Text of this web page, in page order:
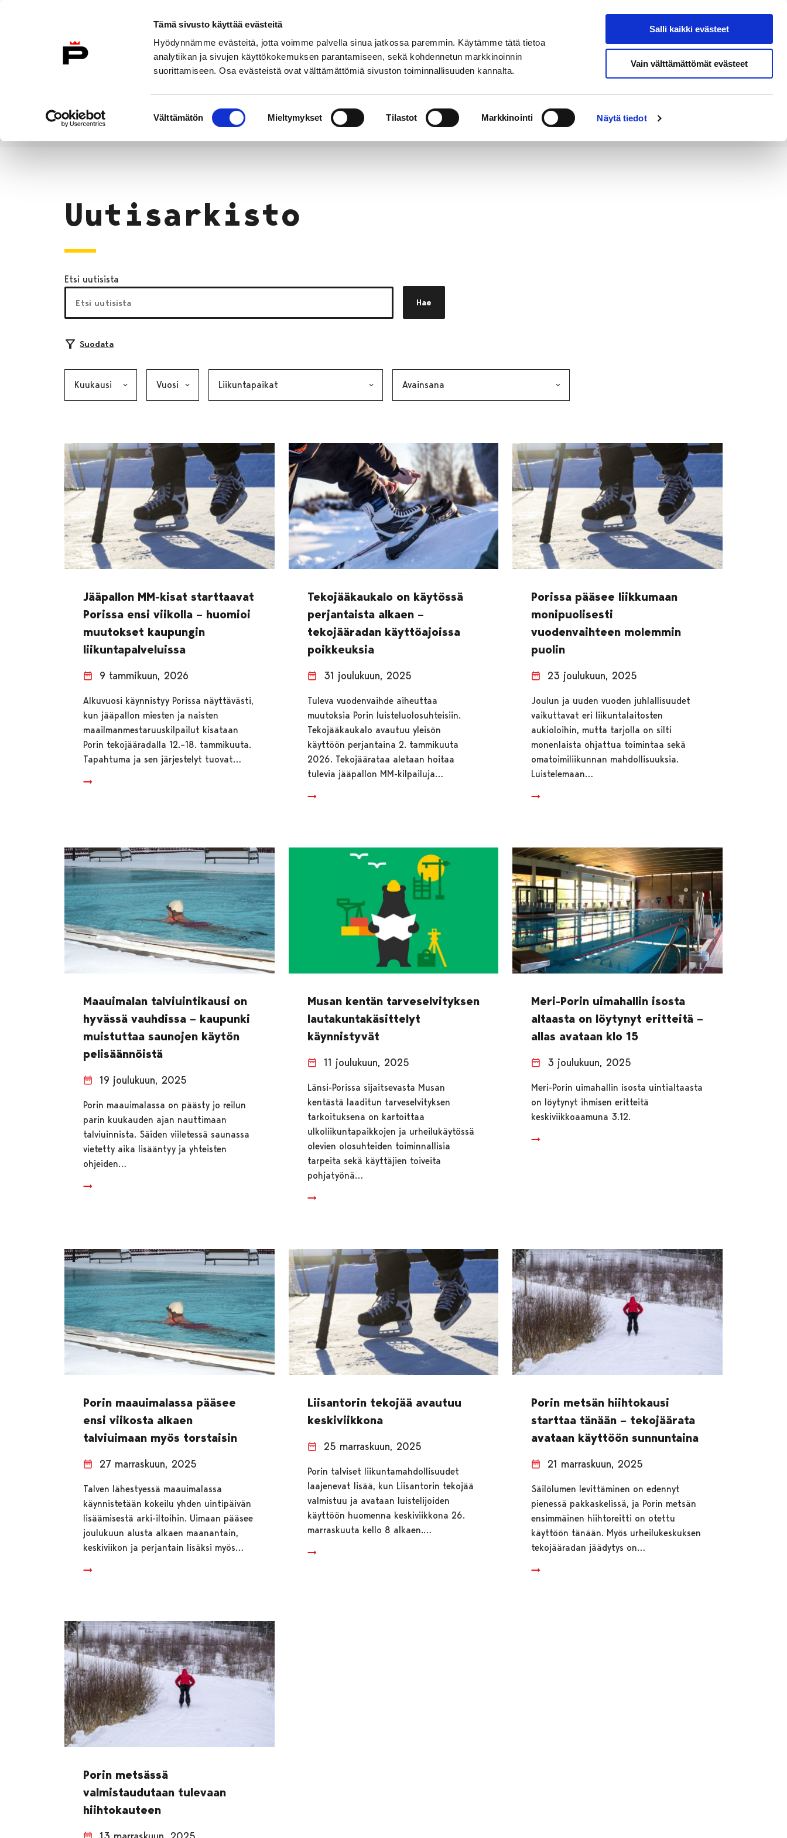
Tämä sivusto käyttää evästeitä
Hyödynnämme evästeitä, jotta voimme palvella sinua jatkossa paremmin. Käytämme tätä tietoa
analytiikan ja sivujen käyttökokemuksen parantamiseen, sekä kohdennetun markkinoinnin
suorittamiseen. Osa evästeistä ovat välttämättömiä sivuston toiminnallisuuden kannalta.
valinta
Välttämätön Mieltymykset Tilastot Markkinointi Näytä tiedot
Salli kaikki evästeet
Vain välttämättömät evästeet
Etusivulle
Hae sivustolta
Etusivu
Uutisarkisto
Etsi uutisista
Hae
Suodata
Jääpallon MM-kisat starttaavat
Porissa ensi viikolla – huomioi
muutokset kaupungin
liikuntapalveluissa
9 tammikuun, 2026
Alkuvuosi käynnistyy Porissa näyttävästi,
kun jääpallon miesten ja naisten
maailmanmestaruuskilpailut kisataan
Porin tekojääradalla 12.–18. tammikuuta.
Tapahtuma ja sen järjestelyt tuovat…
Tekojääkaukalo on käytössä
perjantaista alkaen –
tekojääradan käyttöajoissa
poikkeuksia
31 joulukuun, 2025
Tuleva vuodenvaihde aiheuttaa
muutoksia Porin luisteluolosuhteisiin.
Tekojääkaukalo avautuu yleisön
käyttöön perjantaina 2. tammikuuta
2026. Tekojäärataa aletaan hoitaa
tulevia jääpallon MM-kilpailuja…
Porissa pääsee liikkumaan
monipuolisesti
vuodenvaihteen molemmin
puolin
23 joulukuun, 2025
Joulun ja uuden vuoden juhlallisuudet
vaikuttavat eri liikuntalaitosten
aukioloihin, mutta tarjolla on silti
monenlaista ohjattua toimintaa sekä
omatoimiliikunnan mahdollisuuksia.
Luistelemaan…
Maauimalan talviuintikausi on
hyvässä vauhdissa – kaupunki
muistuttaa saunojen käytön
pelisäännöistä
19 joulukuun, 2025
Porin maauimalassa on päästy jo reilun
parin kuukauden ajan nauttimaan
talviuinnista. Säiden viiletessä saunassa
vietetty aika lisääntyy ja yhteisten
ohjeiden…
Musan kentän tarveselvityksen
lautakuntakäsittelyt
käynnistyvät
11 joulukuun, 2025
Länsi-Porissa sijaitsevasta Musan
kentästä laaditun tarveselvityksen
tarkoituksena on kartoittaa
ulkoliikuntapaikkojen ja urheilukäytössä
olevien olosuhteiden toiminnallisia
tarpeita sekä käyttäjien toiveita
pohjatyönä…
Meri-Porin uimahallin isosta
altaasta on löytynyt eritteitä –
allas avataan klo 15
3 joulukuun, 2025
Meri-Porin uimahallin isosta uintialtaasta
on löytynyt ihmisen eritteitä
keskiviikkoaamuna 3.12.
Porin maauimalassa pääsee
ensi viikosta alkaen
talviuimaan myös torstaisin
27 marraskuun, 2025
Talven lähestyessä maauimalassa
käynnistetään kokeilu yhden uintipäivän
lisäämisestä arki-iltoihin. Uimaan pääsee
joulukuun alusta alkaen maanantain,
keskiviikon ja perjantain lisäksi myös…
Liisantorin tekojää avautuu
keskiviikkona
25 marraskuun, 2025
Porin talviset liikuntamahdollisuudet
laajenevat lisää, kun Liisantorin tekojää
valmistuu ja avataan luistelijoiden
käyttöön huomenna keskiviikkona 26.
marraskuuta kello 8 alkaen.…
Porin metsän hiihtokausi
starttaa tänään – tekojäärata
avataan käyttöön sunnuntaina
21 marraskuun, 2025
Säilölumen levittäminen on edennyt
pienessä pakkaskelissä, ja Porin metsän
ensimmäinen hiihtoreitti on otettu
käyttöön tänään. Myös urheilukeskuksen
tekojääradan jäädytys on…
Porin metsässä
valmistaudutaan tulevaan
hiihtokauteen